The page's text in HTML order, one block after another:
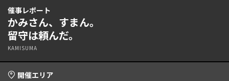
催事レポート
かみさん、すまん。
留守は頼んだ。
KAMISUMA
開催エリア